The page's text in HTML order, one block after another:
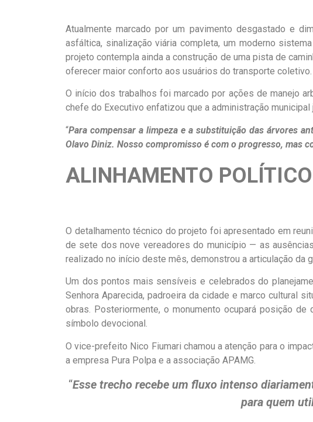
Atualmente marcado por um pavimento desgastado e
asfáltica, sinalização viária completa, um moderno
projeto contempla ainda a construção de uma pista de
oferecer maior conforto aos usuários do transporte coletivo.
O início dos trabalhos foi marcado por ações de manejo
chefe do Executivo enfatizou que a administração
“Para compensar a limpeza e a substituição das árvores
Olavo Diniz. Nosso compromisso é com o progresso, mas
ALINHAMENTO
O detalhamento técnico do projeto foi apresentado em
de sete dos nove vereadores do município — as
realizado no início deste mês, demonstrou a articulação da
Um dos pontos mais sensíveis e celebrados do
Senhora Aparecida, padroeira da cidade e marco cultural
obras. Posteriormente, o monumento ocupará posição
símbolo devocional.
O vice-prefeito Nico Fiumari chamou a atenção para o
a empresa Pura Polpa e a associação APAMG.
“Esse trecho recebe um fluxo intenso
para quem